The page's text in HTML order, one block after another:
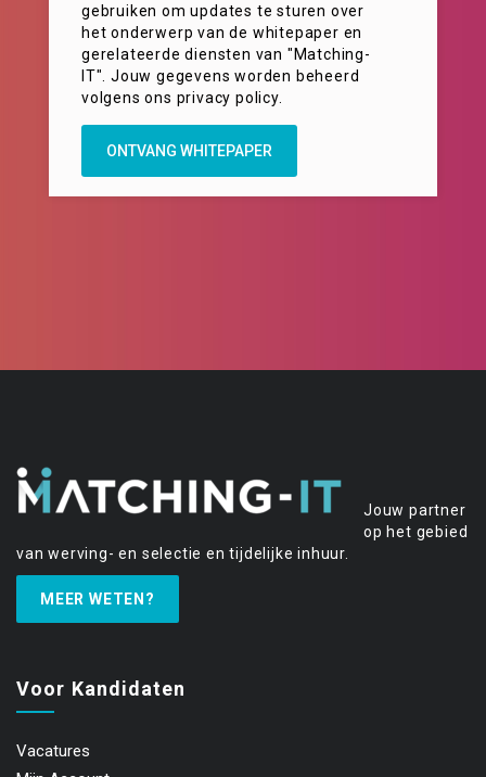
gebruiken om updates te sturen over
het onderwerp van de whitepaper en
gerelateerde diensten van "Matching-
IT". Jouw gegevens worden beheerd
volgens ons privacy policy.
Jouw partner
op het gebied
van werving- en selectie en tijdelijke inhuur.
MEER WETEN?
Voor Kandidaten
Vacatures